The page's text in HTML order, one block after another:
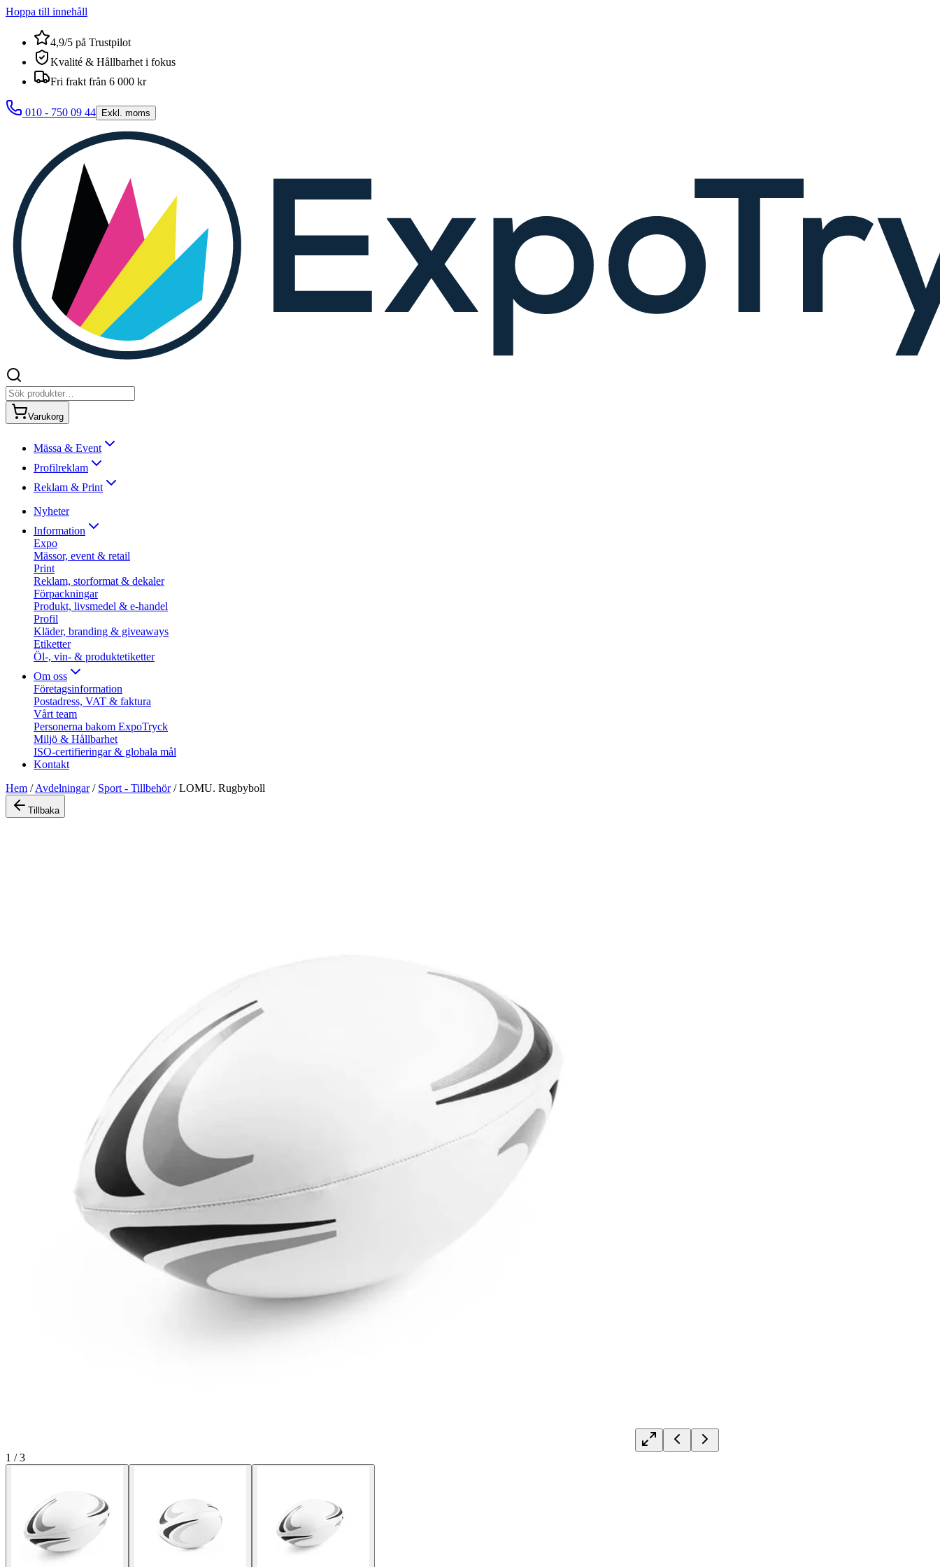
Hoppa till innehåll
4,9/5 på Trustpilot
Kvalité & Hållbarhet i fokus
Fri frakt från 6 000 kr
010 - 750 09 44 Exkl. moms
Varukorg
Mässa & Event
Profilreklam
Reklam & Print
Nyheter
Information
Expo
Mässor, event & retail
Print
Reklam, storformat & dekaler
Förpackningar
Produkt, livsmedel & e-handel
Profil
Kläder, branding & giveaways
Etiketter
Öl-, vin- & produktetiketter
Om oss
Företagsinformation
Postadress, VAT & faktura
Vårt team
Personerna bakom ExpoTryck
Miljö & Hållbarhet
ISO-certifieringar & globala mål
Kontakt
Hem /Avdelningar/ Sport - Tillbehör/LOMU. Rugbyboll
Tillbaka
1 /3